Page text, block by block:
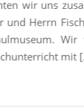
wir uns
und Herrn
mit